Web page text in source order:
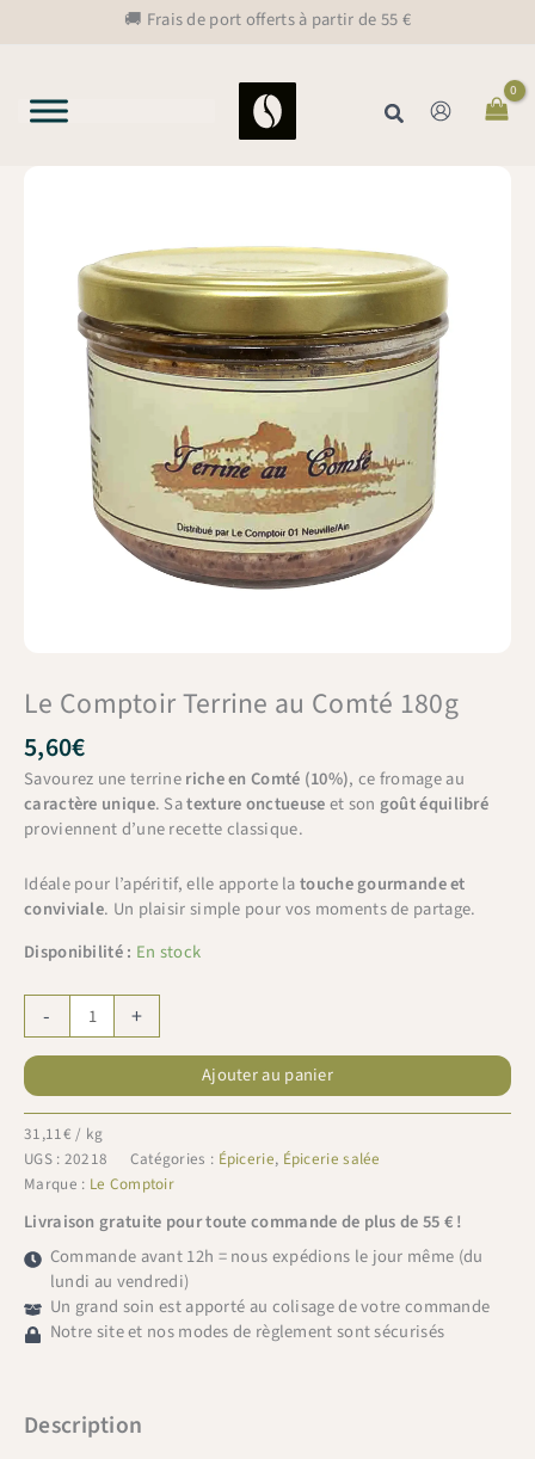
🚚 Frais de port offerts à partir de 55 €
Rechercher
Le Comptoir Terrine au Comté 180g
5,60€
Savourez une terrineriche en Comté (10%), ce fromage au
caractère unique. Satexture onctueuseet son goût équilibré
proviennent d’une recette classique.
Idéale pour l’apéritif, elle apporte latouche gourmande et
conviviale. Un plaisir simple pour vos moments de partage.
Disponibilité : En stock
-
de
Le
Comptoir
au
Comté
180g
+
Ajouter au panier
31,11€ / kg
UGS : 20218 Catégories : Épicerie, Épicerie salée
Marque : Le Comptoir
Livraison gratuite pour toute commande de plus de 55 € !
Commande avant 12h = nous expédions le jour même (du
lundi au vendredi)
Un grand soin est apporté au colisage de votre commande
Notre site et nos modes de règlement sont sécurisés
Description